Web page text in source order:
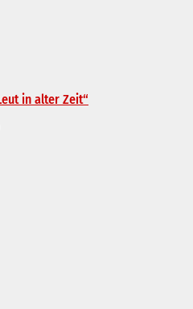
in alter Zeit“